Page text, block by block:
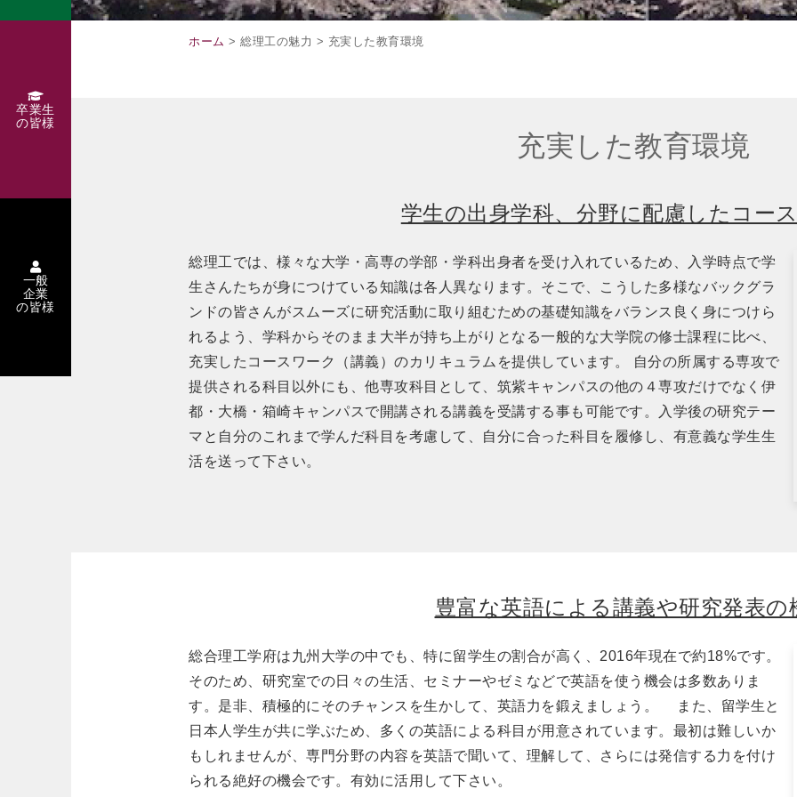
卒業生
の皆様
一般
企業
の皆様
ホーム > 総理工の魅力 > 充実した教育環境
充実した教育環境
学生の出身学科、分野に配慮したコー
総理工では、様々な大学・高専の学部・学科出身者を受け入れているため、入学時点で学
生さんたちが身につけている知識は各人異なります。そこで、こうした多様なバックグラ
ンドの皆さんがスムーズに研究活動に取り組むための基礎知識をバランス良く身につけら
れるよう、学科からそのまま大半が持ち上がりとなる一般的な大学院の修士課程に比べ、
充実したコースワーク（講義）のカリキュラムを提供しています。 自分の所属する専攻で
提供される科目以外にも、他専攻科目として、筑紫キャンパスの他の４専攻だけでなく伊
都・大橋・箱崎キャンパスで開講される講義を受講する事も可能です。入学後の研究テー
マと自分のこれまで学んだ科目を考慮して、自分に合った科目を履修し、有意義な学生生
活を送って下さい。
豊富な英語による講義や研究発表の
総合理工学府は九州大学の中でも、特に留学生の割合が高く、2016年現在で約18%です。
そのため、研究室での日々の生活、セミナーやゼミなどで英語を使う機会は多数ありま
す。是非、積極的にそのチャンスを生かして、英語力を鍛えましょう。 また、留学生と
日本人学生が共に学ぶため、多くの英語による科目が用意されています。最初は難しいか
もしれませんが、専門分野の内容を英語で聞いて、理解して、さらには発信する力を付け
られる絶好の機会です。有効に活用して下さい。